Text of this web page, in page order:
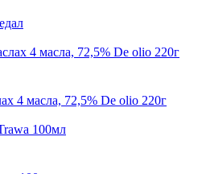
4 масла, 72,5% De olio 220г